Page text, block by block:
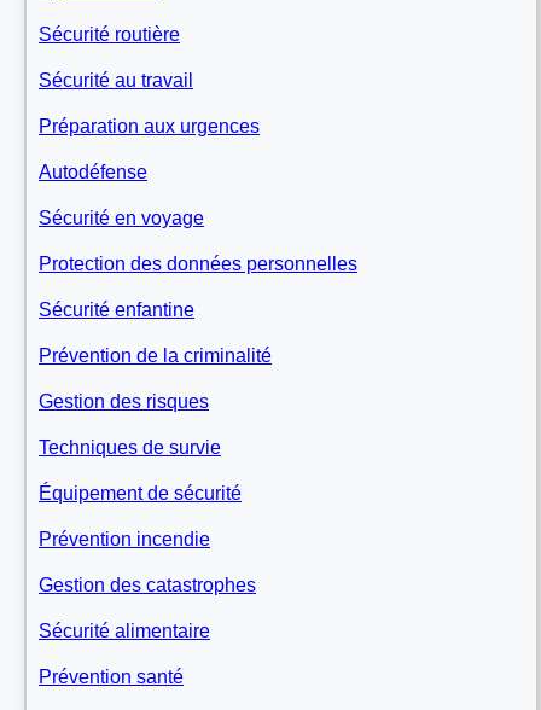
Sécurité routière
Sécurité au travail
Préparation aux urgences
Autodéfense
Sécurité en voyage
Protection des données personnelles
Sécurité enfantine
Prévention de la criminalité
Gestion des risques
Techniques de survie
Équipement de sécurité
Prévention incendie
Gestion des catastrophes
Sécurité alimentaire
Prévention santé